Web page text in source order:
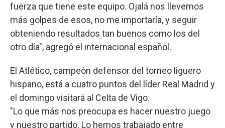
fuerza que tiene este equipo. Ojalá nos llevemos
más golpes de esos, no me importaría, y seguir
obteniendo resultados tan buenos como los del
otro día", agregó el internacional español.
El Atlético, campeón defensor del torneo liguero
hispano, está a cuatro puntos del líder Real Madrid y
el domingo visitará al Celta de Vigo.
"Lo que más nos preocupa es hacer nuestro juego
y nuestro partido. Lo hemos trabajado entre